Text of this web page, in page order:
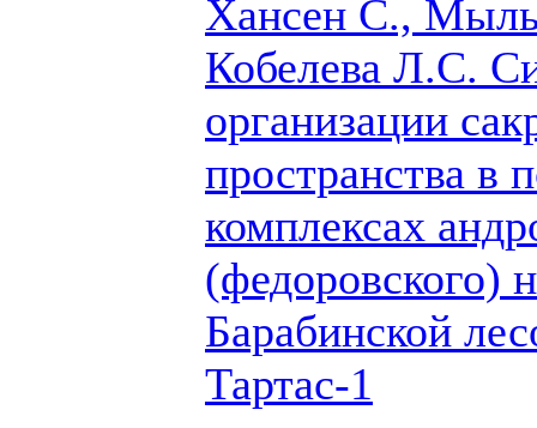
Хансен С.,
Кобелева Л.С.
организации
пространства в
комплексах
(федоровского)
Барабинской
Тартас-1